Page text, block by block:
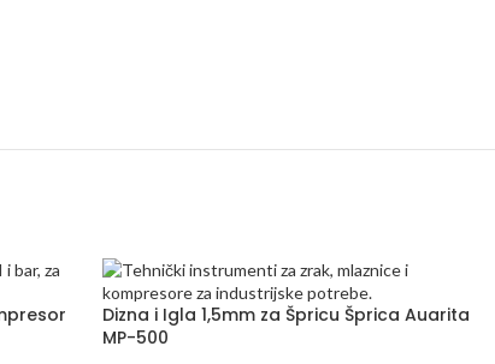
Dizna i Igla 1,5mm za Špricu Šprica Auarita
MP-500